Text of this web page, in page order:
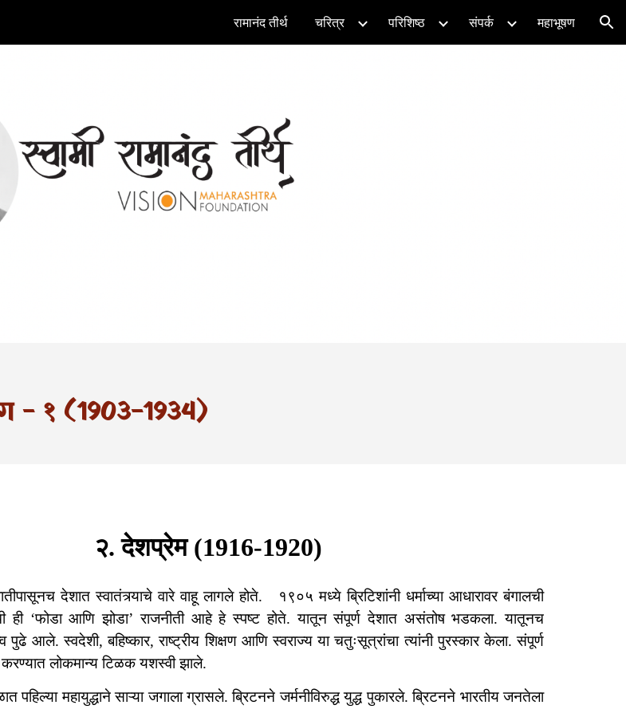
Skip to navigation
रामानंद तीर्थ चरित्र परिशिष्ठ संपर्क महाभूषण
- १ (1903-1934)
२. देशप्रेम (1916-1920)
देशात स्वातंत्र्याचे वारे वाहू लागले होते. १९०५ मध्ये ब्रिटिशांनी धर्माच्या आधारावर बंगालची
ही ‘फोडा आणि झोडा’ राजनीती आहे हे स्पष्ट होते. यातून संपूर्ण देशात असंतोष भडकला. यातूनच
आले. स्वदेशी, बहिष्कार, राष्ट्रीय शिक्षण आणि स्वराज्य या चतुःसूत्रांचा त्यांनी पुरस्कार केला. संपूर्ण
करण्यात लोकमान्य टिळक यशस्वी झाले.
महायुद्धाने साऱ्या जगाला ग्रासले. ब्रिटनने जर्मनीविरुद्ध युद्ध पुकारले. ब्रिटनने भारतीय जनतेला